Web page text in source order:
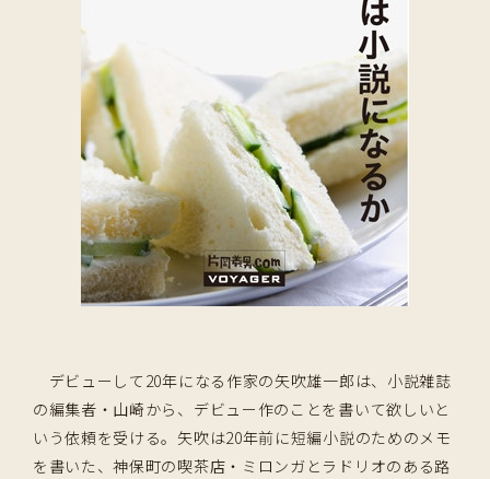
デビューして20年になる作家の矢吹雄一郎は、小説雑誌
の編集者・山崎から、デビュー作のことを書いて欲しいと
いう依頼を受ける。矢吹は20年前に短編小説のためのメモ
を書いた、神保町の喫茶店・ミロンガとラドリオのある路